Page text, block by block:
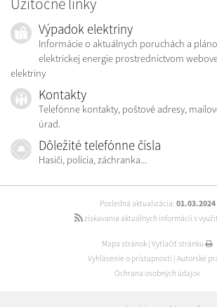
Výpadok elektriny
Informácie o aktuálnych poruchách a
elektrickej energie prostredníctvom
elektriny
Kontakty
Telefónne kontakty, poštové adresy,
úrad.
Dôležité telefónne čísla
Hasiči, polícia, záchranka...
Posledná aktualizácia: 01.03.2024
získavania aktuálnych informácií s
Mapa stránok | Vytlačiť stránku
Vyhlásenie o prístupnosti | Autorské
Ochrana osobných údajov